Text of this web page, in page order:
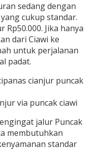
sedang dengan
cukup standar.
Jika hanya
dari Ciawi ke
untuk perjalanan
padat.
via puncak ciawi
jalur Puncak
membutuhkan
standar